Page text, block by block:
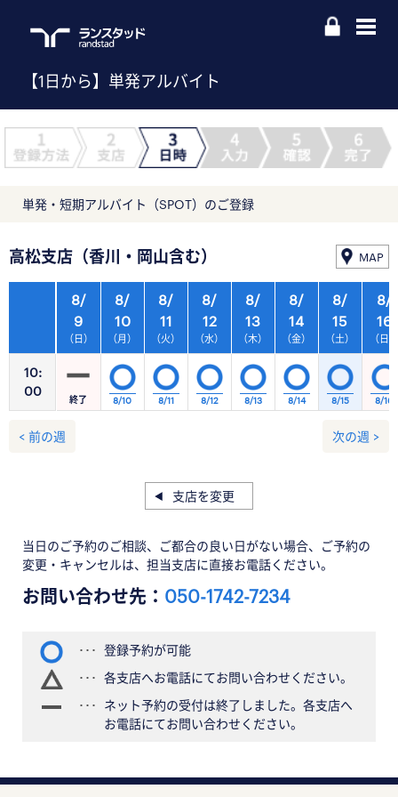
【1日から】単発アルバイト
単発・短期アルバイト（SPOT）のご登録
高松支店（香川・岡山含む） MAP
10:
00
8/
9
（日）
8/
10
（月）
8/
11
（火）
8/
12
（水）
8/
13
（木）
8/
14
（金）
8/
15
（土）
終了 8/10 8/11 8/12 8/13 8/14 8/15
8/
16
（日）
8/16
< 前の週 次の週 >
支店を変更
当日のご予約のご相談、ご都合の良い日がない場合、ご予約の
変更・キャンセルは、担当支店に直接お電話ください。
お問い合わせ先： 050-1742-7234
登録予約が可能
各支店へお電話にてお問い合わせください。
ネット予約の受付は終了しました。各支店へ
お電話にてお問い合わせください。